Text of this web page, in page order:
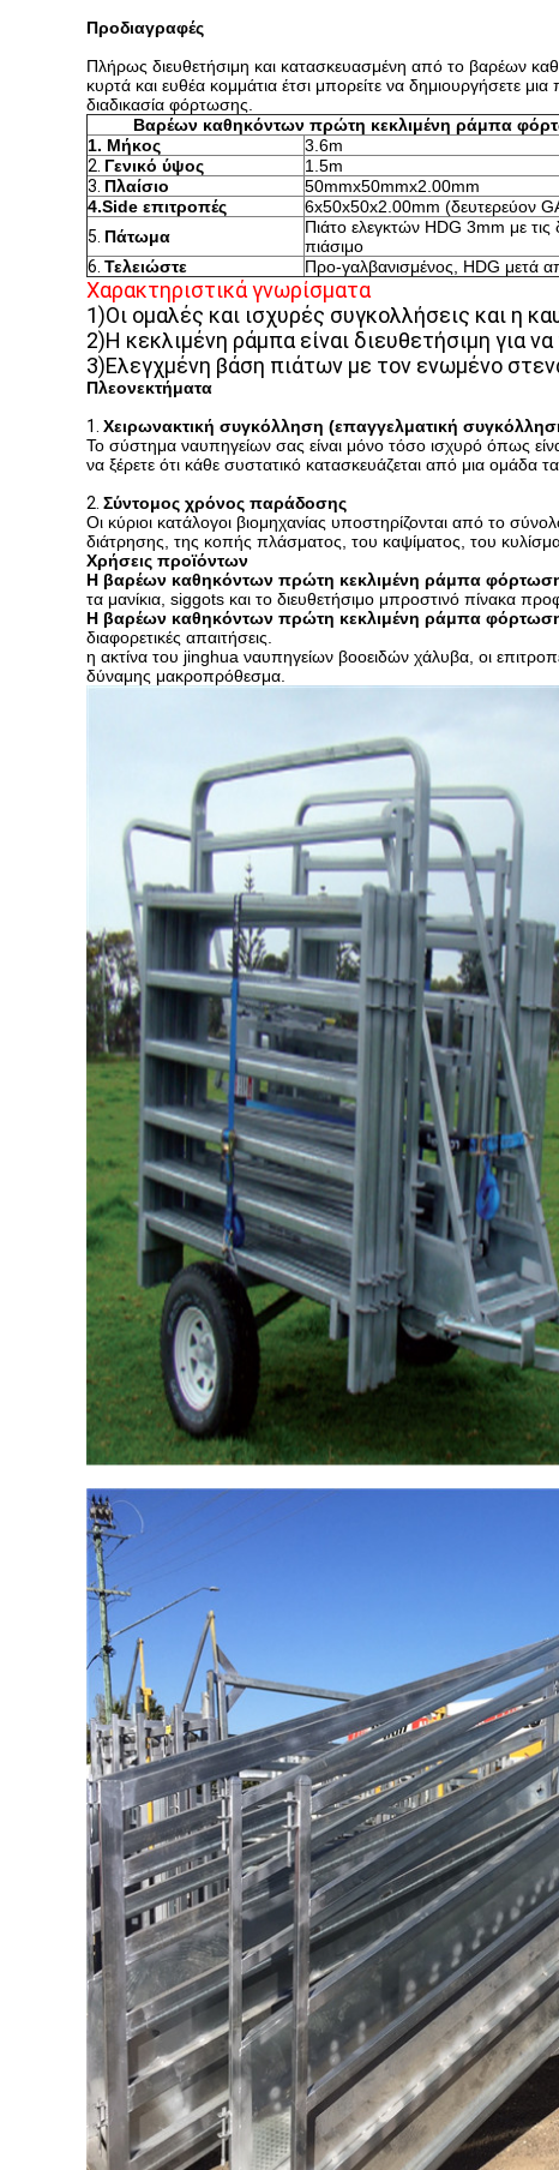
Προδιαγραφές
Πλήρως διευθετήσιμη και κατασκευασμένη από το βαρέων
κυρτά και ευθέα κομμάτια έτσι μπορείτε να δημιουργήσετε
διαδικασία φόρτωσης.
Βαρέων καθηκόντων πρώτη κεκλιμένη ράμπα
1. Μήκος
3.6m
2. Γενικό ύψος
1.5m
3. Πλαίσιο
50mmx50mmx2.00mm
4.Side επιτροπές
6x50x50x2.00mm (δευτερεύον
5. Πάτωμα
Πιάτο ελεγκτών HDG 3mm με
πιάσιμο
6. Τελειώστε Προ-γαλβανισμένος, HDG μετά
Χαρακτηριστικά γνωρίσματα
1)Οι ομαλές και ισχυρές συγκολλήσεις και η
2)Η κεκλιμένη ράμπα είναι διευθετήσιμη για
3)Ελεγχμένη βάση πιάτων με τον ενωμένο
Πλεονεκτήματα
1. Χειρωνακτική συγκόλληση (επαγγελματική
Το σύστημα ναυπηγείων σας είναι μόνο τόσο ισχυρό όπως
να ξέρετε ότι κάθε συστατικό κατασκευάζεται από μια
2. Σύντομος χρόνος παράδοσης
Οι κύριοι κατάλογοι βιομηχανίας υποστηρίζονται από το
διάτρησης, της κοπής πλάσματος, του καψίματος, του
Χρήσεις προϊόντων
Η βαρέων καθηκόντων πρώτη κεκλιμένη ράμπα
τα μανίκια, siggots και το διευθετήσιμο μπροστινό πίνακα
Η βαρέων καθηκόντων πρώτη κεκλιμένη ράμπα
διαφορετικές απαιτήσεις.
η ακτίνα του jinghua ναυπηγείων βοοειδών χάλυβα, οι
δύναμης μακροπρόθεσμα.